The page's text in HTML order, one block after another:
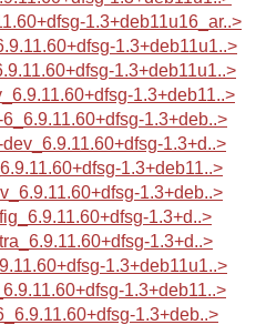
1.3+deb11u16_ar..>
1.3+deb11u1..>
1.3+deb11u1..>
1.3+deb11..>
1.3+deb..>
1.3+d..>
1.3+deb11..>
1.3+deb..>
1.3+d..>
1.3+d..>
1.3+deb11u1..>
1.3+deb11..>
1.3+deb..>